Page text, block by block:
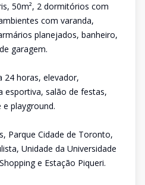
50m², 2 dormitórios com
com varanda,
planejados, banheiro,
garagem.
horas, elevador,
esportiva, salão de festas,
e playground.
Parque Cidade de Toronto,
Unidade da Universidade
e Estação Piqueri.